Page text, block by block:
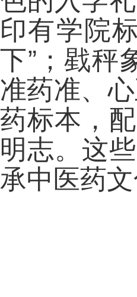
印有学院
下”；戥秤
准药准、
药标本，
明志。这
承中医药